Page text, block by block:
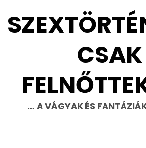
CSAK
… A VÁGYAK ÉS